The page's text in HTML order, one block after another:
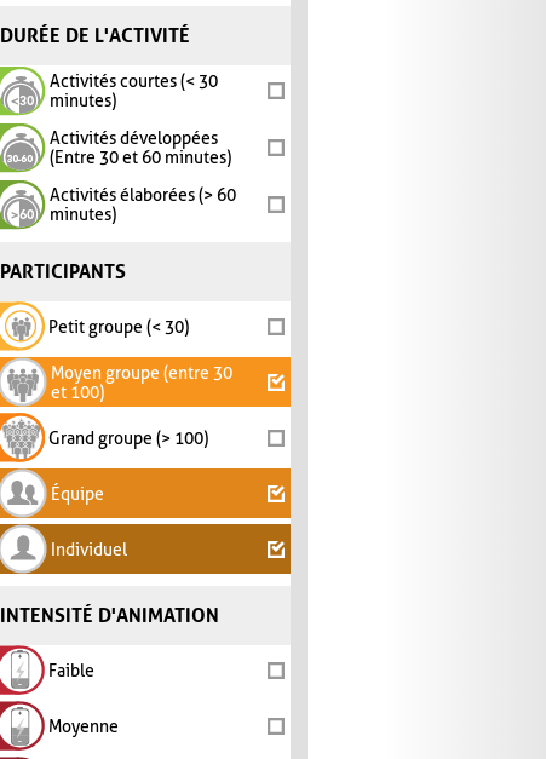
DURÉE DE L'ACTIVITÉ
Activités courtes (< 30
minutes)
Activités développées
(Entre 30 et 60 minutes)
Activités élaborées (> 60
minutes)
PARTICIPANTS
Petit groupe (< 30)
Moyen groupe (entre 30
et 100)
Grand groupe (> 100)
Équipe
Individuel
INTENSITÉ D'ANIMATION
Faible
Moyenne